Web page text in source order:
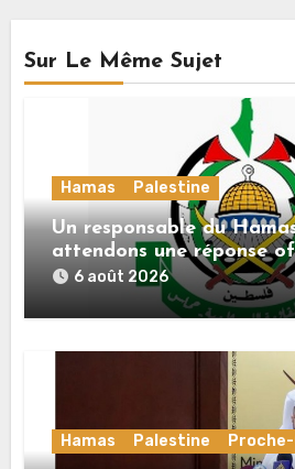
Sur Le Même Sujet
Hamas Palestine
Un responsable du
attendons une réponse
Mladenov concernant la
de la deuxième phase de
6 août 2026
Hamas Palestine